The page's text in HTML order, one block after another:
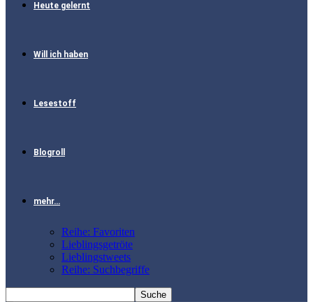
Heute gelernt
Will ich haben
Lesestoff
Blogroll
mehr…
Reihe: Favoriten
Lieblingsgetröte
Lieblingstweets
Reihe: Suchbegriffe